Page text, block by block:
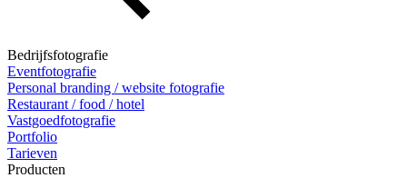
Bedrijfsfotografie
Eventfotografie
Personal branding / website fotografie
Restaurant / food / hotel
Vastgoedfotografie
Portfolio
Tarieven
Producten